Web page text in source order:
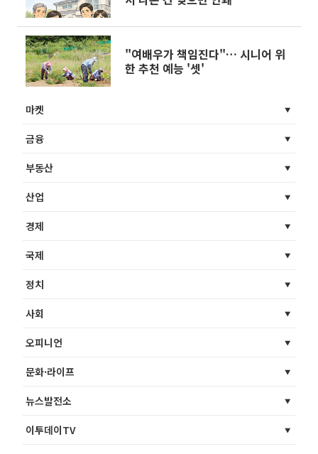
"여배우가 책임진다"… 시니어 위
한 추천 예능 '셋'
마켓
금융
부동산
산업
경제
국제
정치
사회
오피니언
문화·라이프
뉴스발전소
이투데이TV